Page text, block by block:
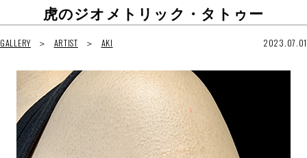
虎のジオメトリック・タトゥー
GALLERY ARTIST AKI 2023.07.01